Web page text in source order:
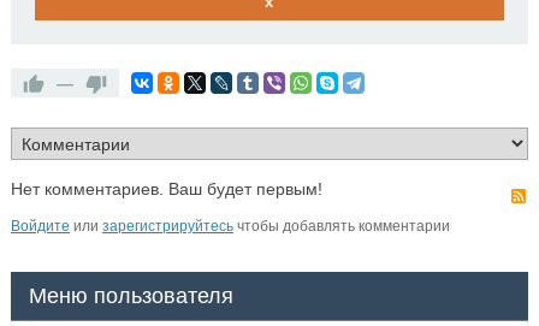
—
Нет комментариев. Ваш будет первым!
Войдите или зарегистрируйтесьчтобы добавлять комментарии
Меню пользователя